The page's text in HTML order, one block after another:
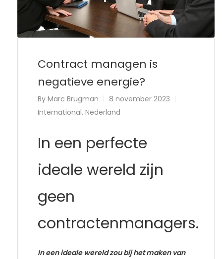
Contract managen is
negatieve energie?
By Marc Brugman
8 november 2023
International, Nederland
In een perfecte
ideale wereld zijn
geen
contractenmanagers.
In een ideale wereld zou bij het maken van